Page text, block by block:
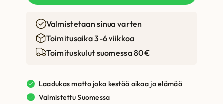
Valmistetaan sinua varten
Toimitusaika 3-6 viikkoa
Toimituskulut suomessa 80€
Laadukas matto joka kestää aikaa ja elämää
Valmistettu Suomessa